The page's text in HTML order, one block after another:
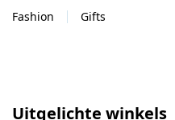
Fashion Gifts
Uitgelichte winkels